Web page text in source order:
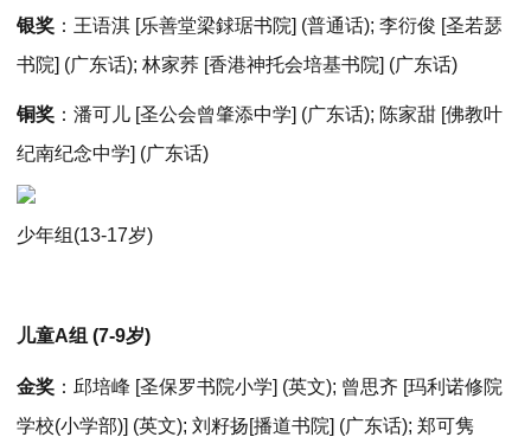
银奖 ：王语淇 [乐善堂梁銶琚书院] (普通话); 李衍俊 [圣若瑟
书院] (广东话); 林家荞 [香港神托会培基书院] (广东话)
铜奖 ：潘可儿 [圣公会曾肇添中学] (广东话); 陈家甜 [佛教叶
纪南纪念中学] (广东话)
少年组(13-17岁)
儿童A组 (7-9岁)
金奖 ：邱培峰 [圣保罗书院小学] (英文); 曾思齐 [玛利诺修院
学校(小学部)] (英文); 刘籽扬[播道书院] (广东话); 郑可隽